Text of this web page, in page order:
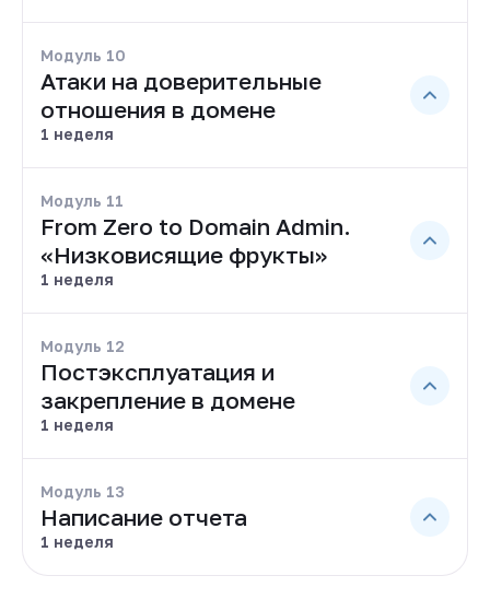
Модуль 10
Атаки на доверительные
отношения в домене
1 неделя
Модуль 11
From Zero to Domain Admin.
«Низковисящие фрукты»
1 неделя
Модуль 12
Постэксплуатация и
закрепление в домене
1 неделя
Модуль 13
Написание отчета
1 неделя